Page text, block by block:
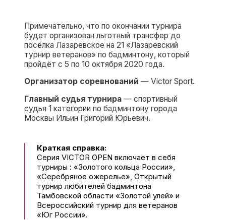
Примечательно, что по окончании турнира
будет организован льготный трансфер до
посёлка Лазаревское на 21 «Лазаревский
турнир ветеранов» по бадминтону, который
пройдёт с 5 по 10 октября 2020 года.
Организатор соревнований — Victor Sport.
Главный судья турнира — спортивный
судья 1 категории по бадминтону города
Москвы Ильин Григорий Юрьевич.
Краткая справка:
Серия VICTOR OPEN включает в себя
турниры : «Золотого кольца России»,
«Серебряное ожерелье», Открытый
турнир любителей бадминтона
Тамбовской области «Золотой улей» и
Всероссийский турнир для ветеранов
«Юг России».